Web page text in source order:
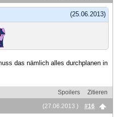
(25.06.2013)
das nämlich alles durchplanen in
Spoilers
Zitieren
(27.06.2013 )
#16